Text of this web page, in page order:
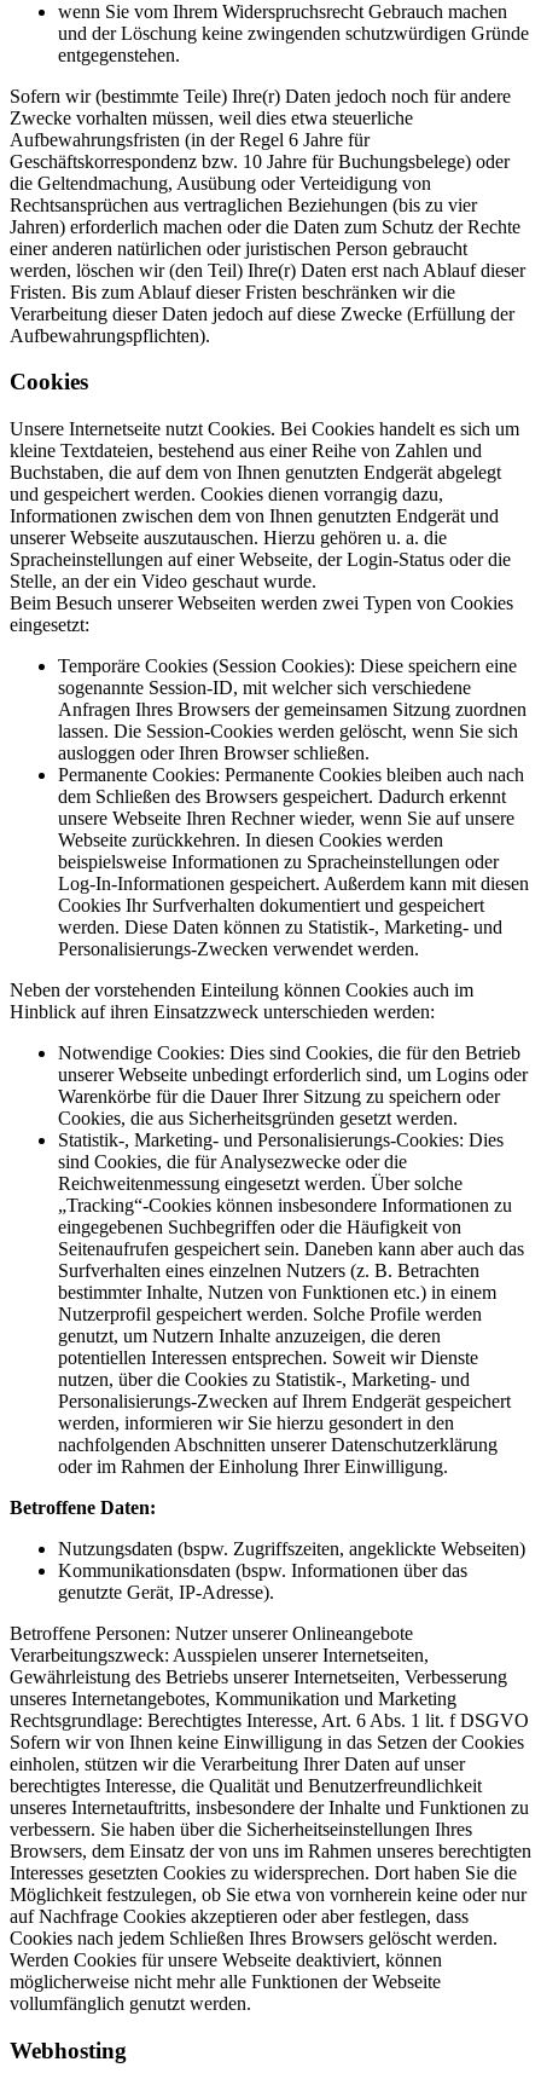
wenn Sie vom Ihrem Widerspruchsrecht Gebrauch machen
und der Löschung keine zwingenden schutzwürdigen Gründe
entgegenstehen.
Sofern wir (bestimmte Teile) Ihre(r) Daten jedoch noch für andere
Zwecke vorhalten müssen, weil dies etwa steuerliche
Aufbewahrungsfristen (in der Regel 6 Jahre für
Geschäftskorrespondenz bzw. 10 Jahre für Buchungsbelege) oder
die Geltendmachung, Ausübung oder Verteidigung von
Rechtsansprüchen aus vertraglichen Beziehungen (bis zu vier
Jahren) erforderlich machen oder die Daten zum Schutz der Rechte
einer anderen natürlichen oder juristischen Person gebraucht
werden, löschen wir (den Teil) Ihre(r) Daten erst nach Ablauf dieser
Fristen. Bis zum Ablauf dieser Fristen beschränken wir die
Verarbeitung dieser Daten jedoch auf diese Zwecke (Erfüllung der
Aufbewahrungspflichten).
Cookies
Unsere Internetseite nutzt Cookies. Bei Cookies handelt es sich um
kleine Textdateien, bestehend aus einer Reihe von Zahlen und
Buchstaben, die auf dem von Ihnen genutzten Endgerät abgelegt
und gespeichert werden. Cookies dienen vorrangig dazu,
Informationen zwischen dem von Ihnen genutzten Endgerät und
unserer Webseite auszutauschen. Hierzu gehören u. a. die
Spracheinstellungen auf einer Webseite, der Login-Status oder die
Stelle, an der ein Video geschaut wurde.
Beim Besuch unserer Webseiten werden zwei Typen von Cookies
eingesetzt:
Temporäre Cookies (Session Cookies): Diese speichern eine
sogenannte Session-ID, mit welcher sich verschiedene
Anfragen Ihres Browsers der gemeinsamen Sitzung zuordnen
lassen. Die Session-Cookies werden gelöscht, wenn Sie sich
ausloggen oder Ihren Browser schließen.
Permanente Cookies: Permanente Cookies bleiben auch nach
dem Schließen des Browsers gespeichert. Dadurch erkennt
unsere Webseite Ihren Rechner wieder, wenn Sie auf unsere
Webseite zurückkehren. In diesen Cookies werden
beispielsweise Informationen zu Spracheinstellungen oder
Log-In-Informationen gespeichert. Außerdem kann mit diesen
Cookies Ihr Surfverhalten dokumentiert und gespeichert
werden. Diese Daten können zu Statistik-, Marketing- und
Personalisierungs-Zwecken verwendet werden.
Neben der vorstehenden Einteilung können Cookies auch im
Hinblick auf ihren Einsatzzweck unterschieden werden:
Notwendige Cookies: Dies sind Cookies, die für den Betrieb
unserer Webseite unbedingt erforderlich sind, um Logins oder
Warenkörbe für die Dauer Ihrer Sitzung zu speichern oder
Cookies, die aus Sicherheitsgründen gesetzt werden.
Statistik-, Marketing- und Personalisierungs-Cookies: Dies
sind Cookies, die für Analysezwecke oder die
Reichweitenmessung eingesetzt werden. Über solche
„Tracking“-Cookies können insbesondere Informationen zu
eingegebenen Suchbegriffen oder die Häufigkeit von
Seitenaufrufen gespeichert sein. Daneben kann aber auch das
Surfverhalten eines einzelnen Nutzers (z. B. Betrachten
bestimmter Inhalte, Nutzen von Funktionen etc.) in einem
Nutzerprofil gespeichert werden. Solche Profile werden
genutzt, um Nutzern Inhalte anzuzeigen, die deren
potentiellen Interessen entsprechen. Soweit wir Dienste
nutzen, über die Cookies zu Statistik-, Marketing- und
Personalisierungs-Zwecken auf Ihrem Endgerät gespeichert
werden, informieren wir Sie hierzu gesondert in den
nachfolgenden Abschnitten unserer Datenschutzerklärung
oder im Rahmen der Einholung Ihrer Einwilligung.
Betroffene Daten:
Nutzungsdaten (bspw. Zugriffszeiten, angeklickte Webseiten)
Kommunikationsdaten (bspw. Informationen über das
genutzte Gerät, IP-Adresse).
Betroffene Personen: Nutzer unserer Onlineangebote
Verarbeitungszweck: Ausspielen unserer Internetseiten,
Gewährleistung des Betriebs unserer Internetseiten, Verbesserung
unseres Internetangebotes, Kommunikation und Marketing
Rechtsgrundlage: Berechtigtes Interesse, Art. 6 Abs. 1 lit. f DSGVO
Sofern wir von Ihnen keine Einwilligung in das Setzen der Cookies
einholen, stützen wir die Verarbeitung Ihrer Daten auf unser
berechtigtes Interesse, die Qualität und Benutzerfreundlichkeit
unseres Internetauftritts, insbesondere der Inhalte und Funktionen zu
verbessern. Sie haben über die Sicherheitseinstellungen Ihres
Browsers, dem Einsatz der von uns im Rahmen unseres berechtigten
Interesses gesetzten Cookies zu widersprechen. Dort haben Sie die
Möglichkeit festzulegen, ob Sie etwa von vornherein keine oder nur
auf Nachfrage Cookies akzeptieren oder aber festlegen, dass
Cookies nach jedem Schließen Ihres Browsers gelöscht werden.
Werden Cookies für unsere Webseite deaktiviert, können
möglicherweise nicht mehr alle Funktionen der Webseite
vollumfänglich genutzt werden.
Webhosting